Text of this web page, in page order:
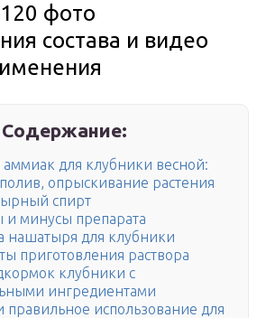
фото
состава и видео
Содержание:
для клубники весной:
опрыскивание растения
спирт
минусы препарата
нашатыря для клубники
приготовления раствора
клубники с
ингредиентами
правильное использование для